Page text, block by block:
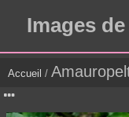
Images
Accueil /